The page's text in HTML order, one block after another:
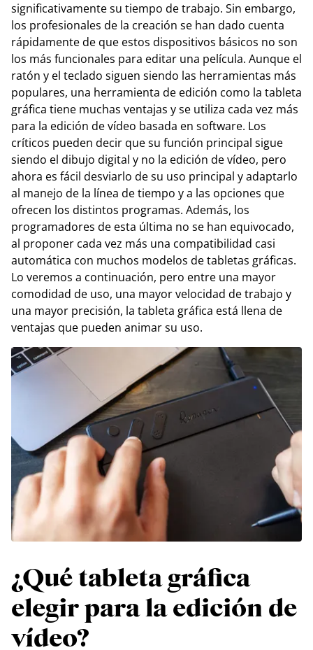
significativamente su tiempo de trabajo. Sin embargo,
los profesionales de la creación se han dado cuenta
rápidamente de que estos dispositivos básicos no son
los más funcionales para editar una película. Aunque el
ratón y el teclado siguen siendo las herramientas más
populares, una herramienta de edición como la tableta
gráfica tiene muchas ventajas y se utiliza cada vez más
para la edición de vídeo basada en software. Los
críticos pueden decir que su función principal sigue
siendo el dibujo digital y no la edición de vídeo, pero
ahora es fácil desviarlo de su uso principal y adaptarlo
al manejo de la línea de tiempo y a las opciones que
ofrecen los distintos programas. Además, los
programadores de esta última no se han equivocado,
al proponer cada vez más una compatibilidad casi
automática con muchos modelos de tabletas gráficas.
Lo veremos a continuación, pero entre una mayor
comodidad de uso, una mayor velocidad de trabajo y
una mayor precisión, la tableta gráfica está llena de
ventajas que pueden animar su uso.
¿Qué tableta gráfica
elegir para la edición de
vídeo?